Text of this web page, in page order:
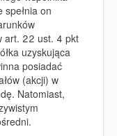
spełnia on
art. 22 ust. 4 pkt
uzyskująca
posiadać
(akcji) w
Natomiast,